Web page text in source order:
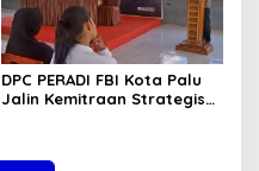
DPC PERADI FBI Kota Palu
Jalin Kemitraan Strategis